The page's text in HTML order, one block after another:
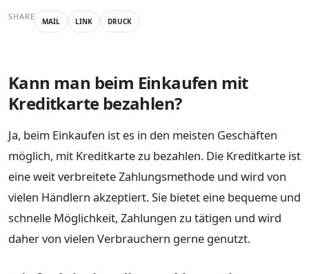
SHARE MAIL LINK DRUCK
Kann man beim Einkaufen mit
Kreditkarte bezahlen?
Ja, beim Einkaufen ist es in den meisten Geschäften
möglich, mit Kreditkarte zu bezahlen. Die Kreditkarte ist
eine weit verbreitete Zahlungsmethode und wird von
vielen Händlern akzeptiert. Sie bietet eine bequeme und
schnelle Möglichkeit, Zahlungen zu tätigen und wird
daher von vielen Verbrauchern gerne genutzt.